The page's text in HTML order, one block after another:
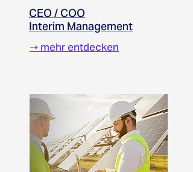
CEO / COO
Interim Management
➝ mehr entdecken